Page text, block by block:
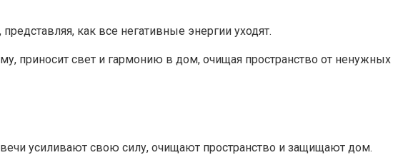
как все негативные энергии уходят.
приносит свет и гармонию в дом, очищая пространство от ненужных
усиливают свою силу, очищают пространство и защищают дом.